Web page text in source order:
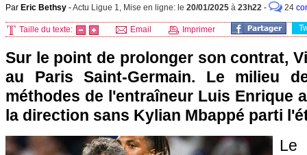
Par Eric Bethsy -Actu Ligue 1, Mise en ligne: le 20/01/2025 à 23h22 - 24
Taille du texte: Email Imprimer
Sur le point de prolonger son contrat,
au Paris Saint-Germain. Le milieu
méthodes de l'entraîneur Luis Enrique
la direction sans Kylian Mbappé parti
Le